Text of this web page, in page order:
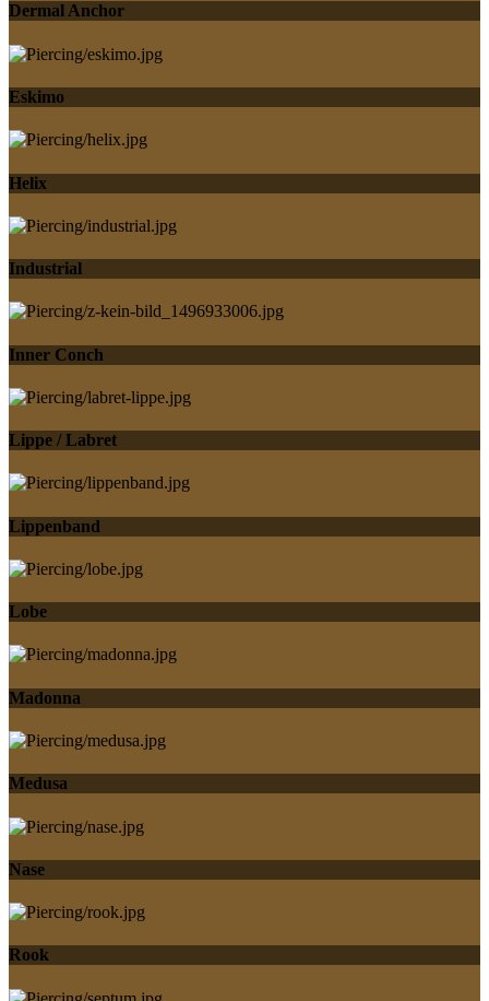
Dermal Anchor
Eskimo
Helix
Industrial
Inner Conch
Lippe / Labret
Lippenband
Lobe
Madonna
Medusa
Nase
Rook